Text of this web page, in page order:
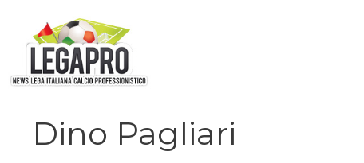
contenuto
Dino Pagliari